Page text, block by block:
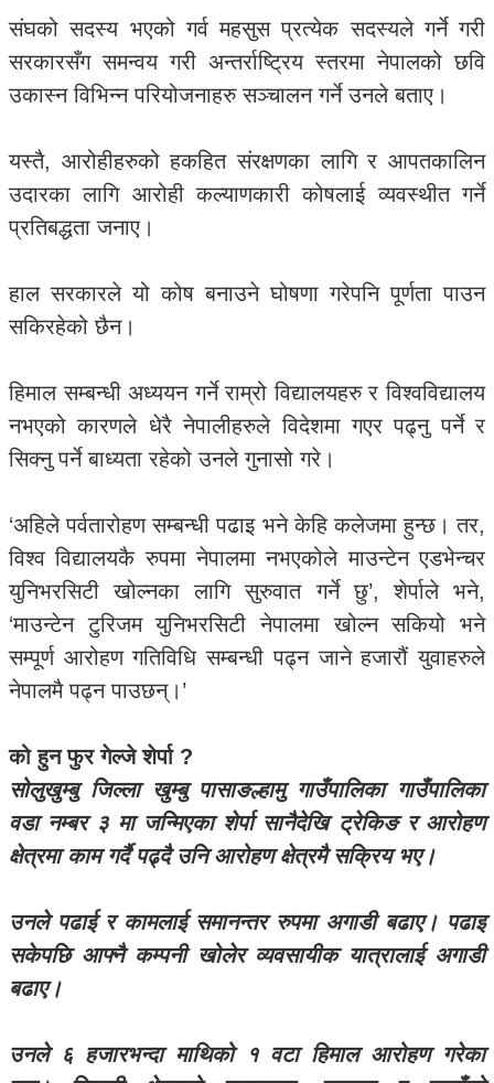
संघको सदस्य भएको गर्व महसुस प्रत्येक सदस्यले गर्ने गरी
सरकारसँग समन्वय गरी अन्तर्राष्ट्रिय स्तरमा नेपालको छवि
उकास्न विभिन्न परियोजनाहरु सञ्चालन गर्ने उनले बताए।
यस्तै, आरोहीहरुको हकहित संरक्षणका लागि र आपतकालिन
उदारका लागि आरोही कल्याणकारी कोषलाई व्यवस्थीत गर्ने
प्रतिबद्धता जनाए।
हाल सरकारले यो कोष बनाउने घोषणा गरेपनि पूर्णता पाउन
सकिरहेको छैन।
हिमाल सम्बन्धी अध्ययन गर्ने राम्रो विद्यालयहरु र विश्वविद्यालय
नभएको कारणले धेरै नेपालीहरुले विदेशमा गएर पढ्नु पर्ने र
सिक्नु पर्ने बाध्यता रहेको उनले गुनासो गरे।
‘अहिले पर्वतारोहण सम्बन्धी पढाइ भने केहि कलेजमा हुन्छ। तर,
विश्व विद्यालयकै रुपमा नेपालमा नभएकोले माउन्टेन एडभेन्चर
युनिभरसिटी खोल्नका लागि सुरुवात गर्ने छु’, शेर्पाले भने,
‘माउन्टेन टुरिजम युनिभरसिटी नेपालमा खोल्न सकियो भने
सम्पूर्ण आरोहण गतिविधि सम्बन्धी पढ्न जाने हजारौं युवाहरुले
नेपालमै पढ्न पाउछन्।’
को हुन फुर गेल्जे शेर्पा ?
सोलुखुम्बु जिल्ला खुम्बु पासाङल्हामु गाउँपालिका गाउँपालिका
वडा नम्बर ३ मा जन्मिएका शेर्पा सानैदेखि ट्रेकिङ र आरोहण
क्षेत्रमा काम गर्दै पढ्दै उनि आरोहण क्षेत्रमै सक्रिय भए।
उनले पढाई र कामलाई समानन्तर रुपमा अगाडी बढाए। पढाइ
सकेपछि आफ्नै कम्पनी खोलेर व्यवसायीक यात्रालाई अगाडी
बढाए।
उनले ६ हजारभन्दा माथिको १ वटा हिमाल आरोहण गरेका